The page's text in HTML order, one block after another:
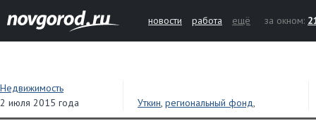
новости работа ещё за окном:
Недвижимость
2 июля 2015 года
Уткин, региональный фонд,
капремонт,доходы